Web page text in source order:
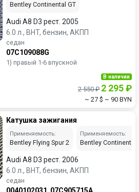
Bentley Continental GT
Audi A8 D3 рест. 2005
6.0 л., BHT, бензин, АКПП
седан
07C109088G
1) правый 1-6 впускной
В наличии
2 550 ₽ 2 295 ₽
~ 27 $ ~ 90 BYN
Катушка зажигания
Применяемость:
Bentley Flying Spur 2
Применяемость:
Bentley Continental
Audi A8 D3 рест. 2006
6.0 л., BHT, бензин, АКПП
седан